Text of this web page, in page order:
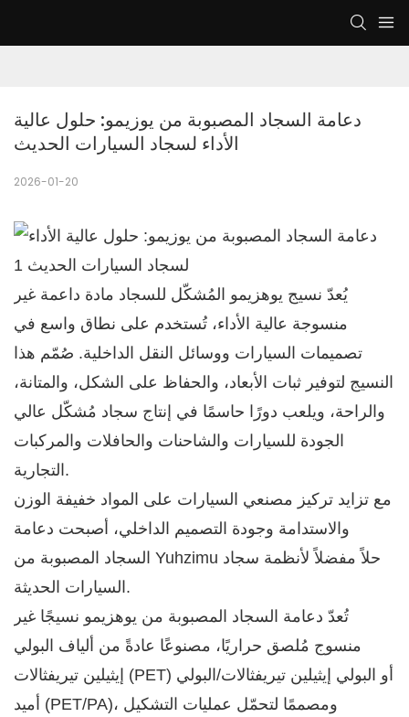
دعامة السجاد المصبوبة من يوزيمو: حلول عالية
الأداء لسجاد السيارات الحديث
2026-01-20
يُعدّ نسيج يوهزيمو المُشكّل للسجاد مادة داعمة غير
منسوجة عالية الأداء، تُستخدم على نطاق واسع في
تصميمات السيارات ووسائل النقل الداخلية. صُمّم هذا
النسيج لتوفير ثبات الأبعاد، والحفاظ على الشكل، والمتانة،
والراحة، ويلعب دورًا حاسمًا في إنتاج سجاد مُشكّل عالي
الجودة للسيارات والشاحنات والحافلات والمركبات
التجارية.
مع تزايد تركيز مصنعي السيارات على المواد خفيفة الوزن
والاستدامة وجودة التصميم الداخلي، أصبحت دعامة
السجاد المصبوبة من Yuhzimu حلاً مفضلاً لأنظمة سجاد
السيارات الحديثة.
تُعدّ دعامة السجاد المصبوبة من يوهزيمو نسيجًا غير
منسوج مُلصق حراريًا، مصنوعًا عادةً من ألياف البولي
إيثيلين تيريفثالات (PET) أو البولي إيثيلين تيريفثالات/البولي
أميد (PET/PA)، ومصممًا لتحمّل عمليات التشكيل